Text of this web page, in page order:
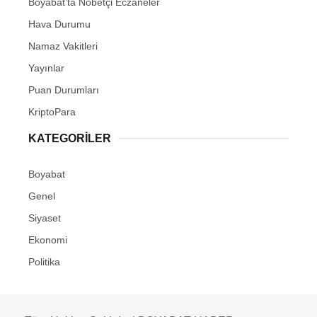
Hava Durumu
Namaz Vakitleri
Yayınlar
Puan Durumları
KriptoPara
KATEGORILER
Boyabat
Genel
Siyaset
Ekonomi
Politika